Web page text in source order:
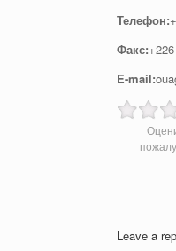
Телефон:
Факс:
E-mail:
Post
Leave a